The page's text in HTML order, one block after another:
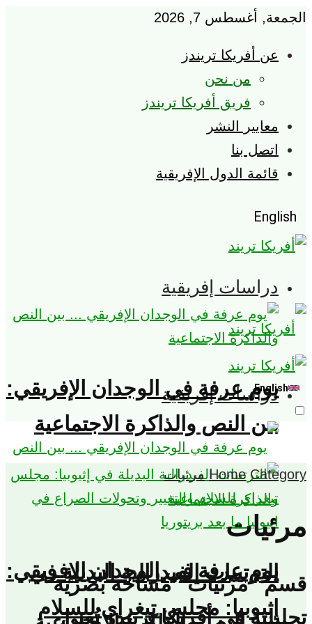
الجمعة, أغسطس 7, 2026
عن أفريكا تريندز
من نحن
فريق أفريكا تريندز
معايير النشر
اتصل بنا
قائمة الدول الإفريقية
English
دراسات إفريقية
يوم عرفة في الوجدان الإفريقي:
بين النص والذاكرة الاجتماعية
الترتيبات الفيدرالية البديلة في
إثيوبيا: مجلس تيغراي للسلام
دراسات إفريقية
يوم عرفة في الوجدان الإفريقي:
English
Home Category مرئيات
مرئيات
قسم “مرئيات” مساحة بصرية
تحليلية في أفريكا تريندز تُعنى